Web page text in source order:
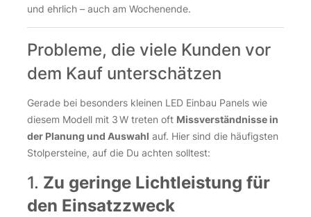
und ehrlich – auch am Wochenende.
Probleme, die viele Kunden vor
dem Kauf unterschätzen
Gerade bei besonders kleinen LED Einbau Panels wie
diesem Modell mit 3 W treten oft Missverständnisse in
der Planung und Auswahl auf. Hier sind die häufigsten
Stolpersteine, auf die Du achten solltest:
1. Zu geringe Lichtleistung für
den Einsatzzweck